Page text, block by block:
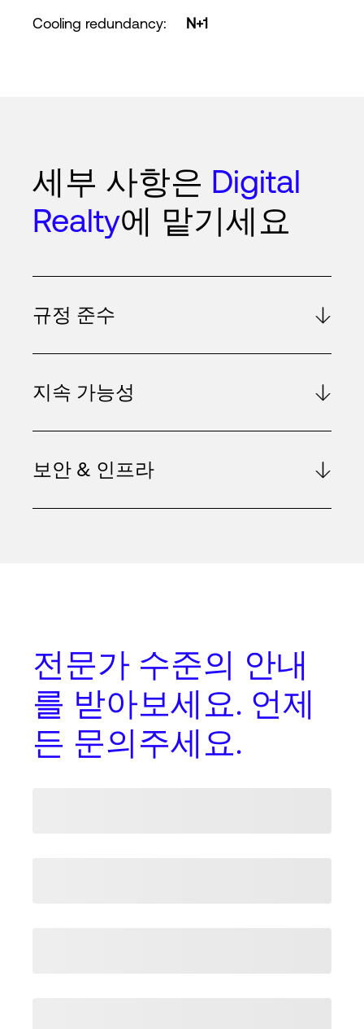
Cooling redundancy: N+1
세부 사항은 Digital
Realty에 맡기세요
규정 준수
지속 가능성
보안 & 인프라
전문가 수준의 안내
를 받아보세요. 언제
든 문의주세요.